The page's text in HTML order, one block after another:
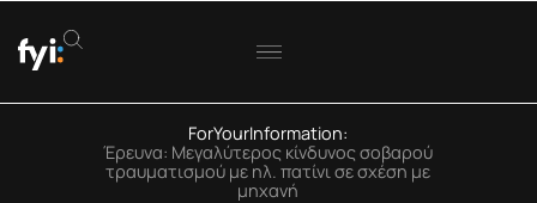
ForYourInformation:
Έρευνα: Μεγαλύτερος κίνδυνος σοβαρού
τραυματισμού με ηλ. πατίνι σε σχέση με
μηχανή